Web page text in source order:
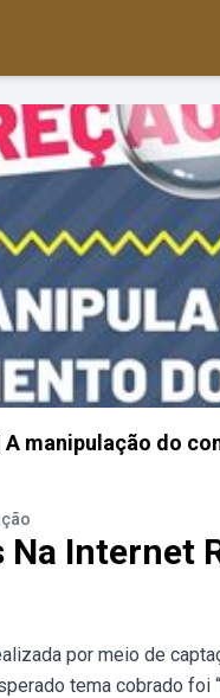
| A manipulação do
Na Internet
por meio de
tema cobrado foi